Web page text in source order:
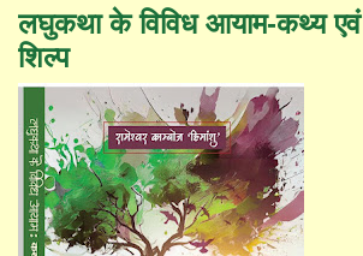
लघुकथा के विविध आयाम-कथ्य एवं
शिल्प